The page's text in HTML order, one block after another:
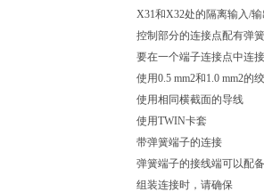
X31和X32处的隔离输入/
控制部分的连接点配有弹
要在一个端子连接点中连
使用0.5 mm2和1.0 mm2的
使用相同横截面的导线
使用TWIN卡套
带弹簧端子的连接
弹簧端子的接线端可以配
组装连接时，请确保